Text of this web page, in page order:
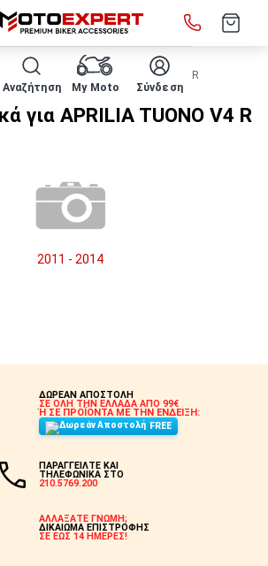
Αναζήτηση My Moto Σύνδεση
μοντέλο APRILIA TUONO V4 R
για APRILIA TUONO V4 R
2011 - 2014
ΔΩΡΕΑΝ ΑΠΟΣΤΟΛΗ
ΣΕ ΟΛΗ ΤΗΝ ΕΛΛΑΔΑ ΑΠΟ 99€
Ή ΣΕ ΠΡΟΪΟΝΤΑ ΜΕ ΤΗΝ ΕΝΔΕΙΞΗ:
FREE
ΠΑΡΑΓΓΕΙΛΤΕ ΚΑΙ
ΤΗΛΕΦΩΝΙΚΑ ΣΤΟ
210.5769.200
ΑΛΛΑΞΑΤΕ ΓΝΩΜΗ;
ΔΙΚΑΙΩΜΑ ΕΠΙΣΤΡΟΦΗΣ
ΣΕ ΕΩΣ 14 ΗΜΕΡΕΣ!